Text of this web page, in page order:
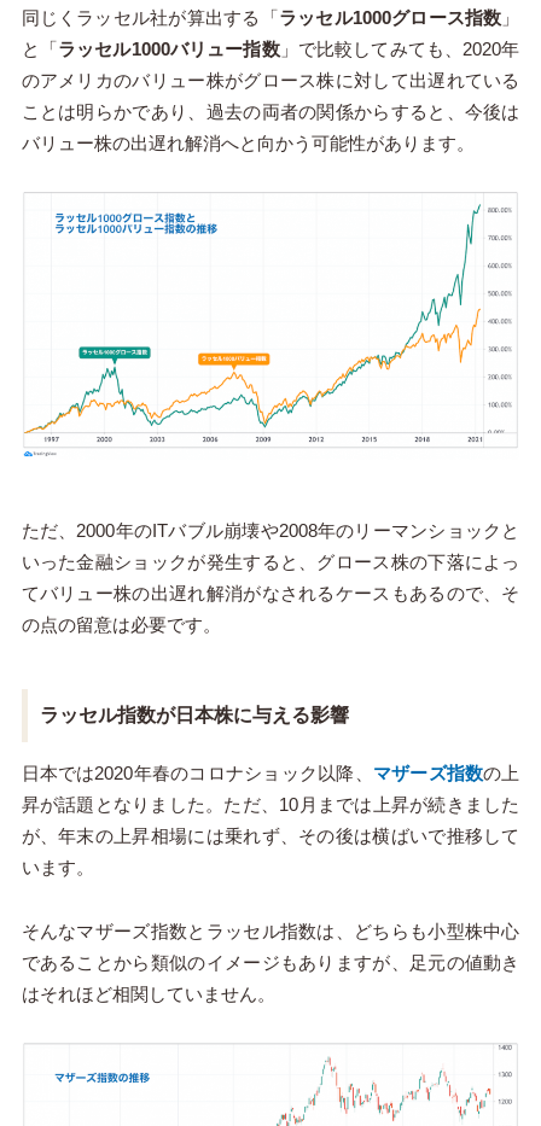
同じくラッセル社が算出する「ラッセル1000グロース指数 」
と「ラッセル1000バリュー指数」で比較してみても、2020年
のアメリカのバリュー株がグロース株に対して出遅れている
ことは明らかであり、過去の両者の関係からすると、今後は
バリュー株の出遅れ解消へと向かう可能性があります。
ただ、2000年のITバブル崩壊や2008年のリーマンショックと
いった金融ショックが発生すると、グロース株の下落によっ
てバリュー株の出遅れ解消がなされるケースもあるので、そ
の点の留意は必要です。
ラッセル指数が日本株に与える影響
日本では2020年春のコロナショック以降、 マザーズ指数の上
昇が話題となりました。ただ、10月までは上昇が続きました
が、年末の上昇相場には乗れず、その後は横ばいで推移して
います。
そんなマザーズ指数とラッセル指数は、どちらも小型株中心
であることから類似のイメージもありますが、足元の値動き
はそれほど相関していません。